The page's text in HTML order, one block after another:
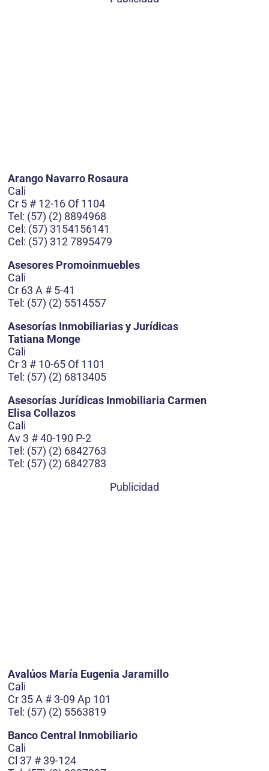
Arango Navarro Rosaura
Cali
Cr 5 # 12-16 Of 1104
Tel: (57) (2) 8894968
Cel: (57) 3154156141
Cel: (57) 312 7895479
Asesores Promoinmuebles
Cali
Cr 63 A # 5-41
Tel: (57) (2) 5514557
Asesorías Inmobiliarias y Jurídicas
Tatiana Monge
Cali
Cr 3 # 10-65 Of 1101
Tel: (57) (2) 6813405
Asesorías Jurídicas Inmobiliaria Carmen
Elisa Collazos
Cali
Av 3 # 40-190 P-2
Tel: (57) (2) 6842763
Tel: (57) (2) 6842783
Publicidad
Avalúos María Eugenia Jaramillo
Cali
Cr 35 A # 3-09 Ap 101
Tel: (57) (2) 5563819
Banco Central Inmobiliario
Cali
Cl 37 # 39-124